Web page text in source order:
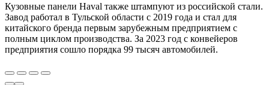
Кузовные панели Haval также штампуют из российской стали.
Завод работал в Тульской области с 2019 года и стал для
китайского бренда первым зарубежным предприятием с
полным циклом производства. За 2023 год с конвейеров
предприятия сошло порядка 99 тысяч автомобилей.